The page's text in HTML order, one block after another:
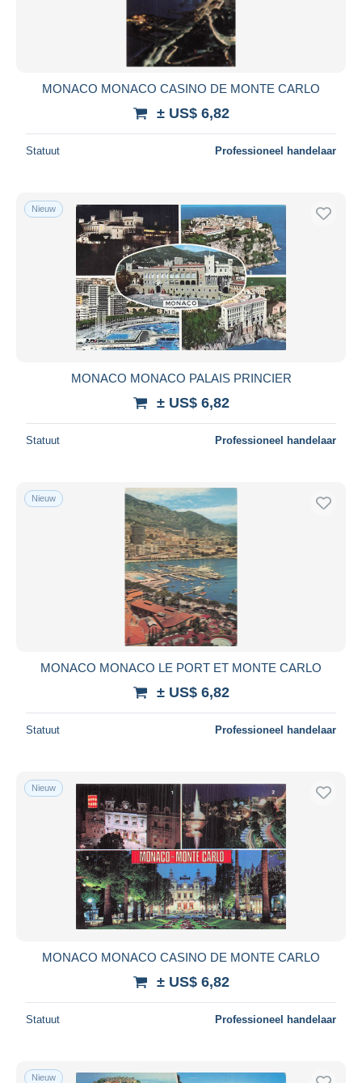
MONACO MONACO CASINO DE MONTE CARLO
± US$ 6,82
Statuut Professioneel handelaar
Nieuw
MONACO MONACO PALAIS PRINCIER
± US$ 6,82
Statuut Professioneel handelaar
Nieuw
MONACO MONACO LE PORT ET MONTE CARLO
± US$ 6,82
Statuut Professioneel handelaar
Nieuw
MONACO MONACO CASINO DE MONTE CARLO
± US$ 6,82
Statuut Professioneel handelaar
Nieuw